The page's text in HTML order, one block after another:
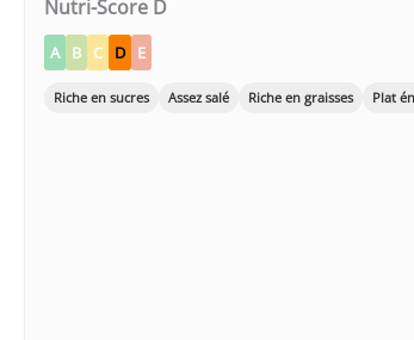
Nutri-Score D
A B C D E
Riche en sucres Assez salé Riche en graisses Plat